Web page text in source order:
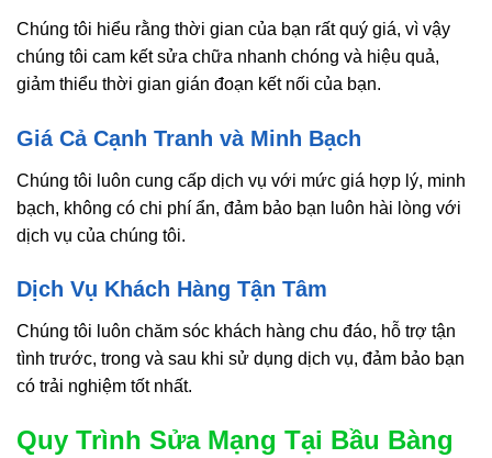
Chúng tôi hiểu rằng thời gian của bạn rất quý giá, vì vậy
chúng tôi cam kết sửa chữa nhanh chóng và hiệu quả,
giảm thiểu thời gian gián đoạn kết nối của bạn.
Giá Cả Cạnh Tranh và Minh Bạch
Chúng tôi luôn cung cấp dịch vụ với mức giá hợp lý, minh
bạch, không có chi phí ẩn, đảm bảo bạn luôn hài lòng với
dịch vụ của chúng tôi.
Dịch Vụ Khách Hàng Tận Tâm
Chúng tôi luôn chăm sóc khách hàng chu đáo, hỗ trợ tận
tình trước, trong và sau khi sử dụng dịch vụ, đảm bảo bạn
có trải nghiệm tốt nhất.
Quy Trình Sửa Mạng Tại Bầu Bàng